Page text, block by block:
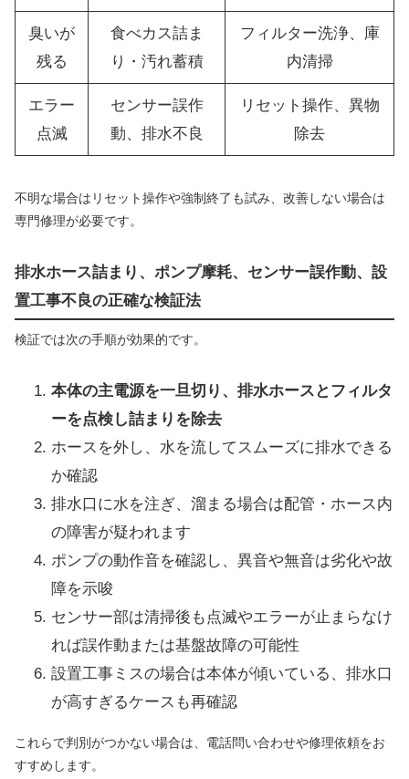
臭いが
残る
食べカス詰ま
り・汚れ蓄積
フィルター洗浄、庫
内清掃
エラー
点滅
センサー誤作
動、排水不良
リセット操作、異物
除去
不明な場合はリセット操作や強制終了も試み、改善しない場合は
専門修理が必要です。
排水ホース詰まり、ポンプ摩耗、センサー誤作動、設
置工事不良の正確な検証法
検証では次の手順が効果的です。
本体の主電源を一旦切り、排水ホースとフィルタ
ーを点検し詰まりを除去
ホースを外し、水を流してスムーズに排水できる
か確認
排水口に水を注ぎ、溜まる場合は配管・ホース内
の障害が疑われます
ポンプの動作音を確認し、異音や無音は劣化や故
障を示唆
センサー部は清掃後も点滅やエラーが止まらなけ
れば誤作動または基盤故障の可能性
設置工事ミスの場合は本体が傾いている、排水口
が高すぎるケースも再確認
これらで判別がつかない場合は、電話問い合わせや修理依頼をお
すすめします。